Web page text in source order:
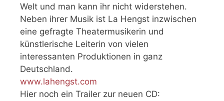
Welt und man kann ihr nicht widerstehen.
Neben ihrer Musik ist La Hengst inzwischen
eine gefragte Theatermusikerin und
künstlerische Leiterin von vielen
interessanten Produktionen in ganz
Deutschland.
www.lahengst.com
Hier noch ein Trailer zur neuen CD: